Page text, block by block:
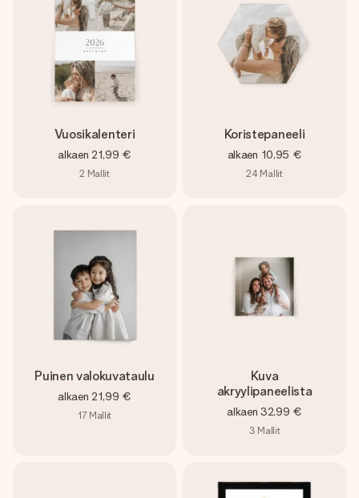
Vuosikalenteri
alkaen 21,99 €
2 Mallit
Koristepaneeli
alkaen 10,95 €
24 Mallit
Puinen valokuvataulu
alkaen 21,99 €
17 Mallit
Kuva
akryylipaneelista
alkaen 32,99 €
3 Mallit